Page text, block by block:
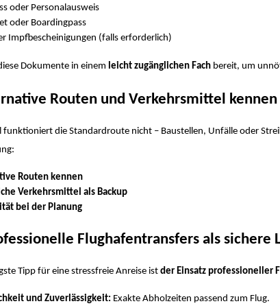
oder Personalausweis
oder Boardingpass
Impfbescheinigungen (falls erforderlich)
Dokumente in einem leicht zugänglichen Fach bereit, um
Routen und Verkehrsmittel kennen
funktioniert die Standardroute nicht – Baustellen, Unfälle oder
Routen kennen
Verkehrsmittel als Backup
bei der Planung
Flughafentransfers als sichere
Tipp für eine stressfreie Anreise ist der Einsatz professioneller
und Zuverlässigkeit: Exakte Abholzeiten passend zum Flug.